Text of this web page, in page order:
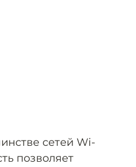
сетей Wi-
позволяет